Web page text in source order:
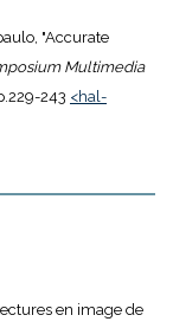
"Accurate
Multimedia
243 <hal-
en image de